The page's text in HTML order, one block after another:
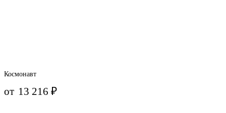
Космонавт
от 13 216₽